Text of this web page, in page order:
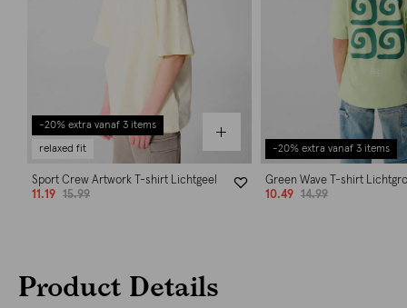
-20% extra vanaf 3 items
relaxed fit
Sport Crew Artwork T-shirt Lichtgeel
11.19
15.99
-20% extra vanaf 3 items
Green Wave T-shirt
10.49
14.99
Product Details